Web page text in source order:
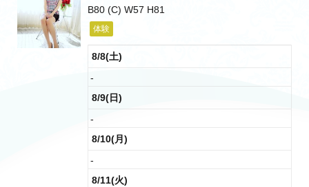
B80 (C) W57 H81
体験
8/8(土)
-
8/9(日)
-
8/10(月)
-
8/11(火)